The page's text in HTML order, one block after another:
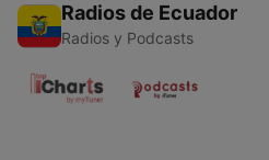
Radios de Ecuador
Radios y Podcasts